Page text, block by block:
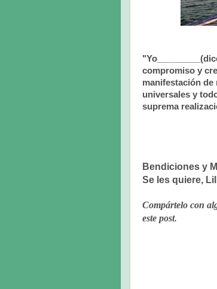
compromiso y
manifestación de
universales y
suprema
Bendiciones y
Se les quiere,
Compártelo con
este post.